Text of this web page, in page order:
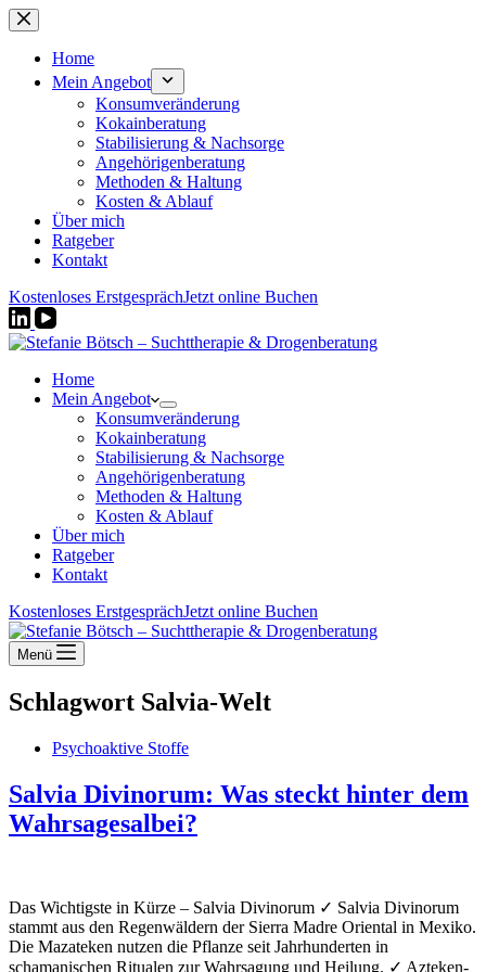
Zum
Inhalt
springenHome
Mein Angebot
Konsumveränderung
Kokainberatung
Stabilisierung & Nachsorge
Angehörigenberatung
Methoden & Haltung
Kosten & Ablauf
Über mich
Ratgeber
Kontakt
Kostenloses ErstgesprächJetzt online Buchen
Home
Mein Angebot
Konsumveränderung
Kokainberatung
Stabilisierung & Nachsorge
Angehörigenberatung
Methoden & Haltung
Kosten & Ablauf
Über mich
Ratgeber
Kontakt
Kostenloses ErstgesprächJetzt online Buchen
Menü
Schlagwort Salvia-Welt
Psychoaktive Stoffe
Salvia Divinorum: Was steckt hinter dem
Wahrsagesalbei?
Das Wichtigste in Kürze – Salvia Divinorum ✓ Salvia Divinorum
stammt aus den Regenwäldern der Sierra Madre Oriental in Mexiko.
Die Mazateken nutzen die Pflanze seit Jahrhunderten in
schamanischen Ritualen zur Wahrsagung und Heilung. ✓ Azteken-